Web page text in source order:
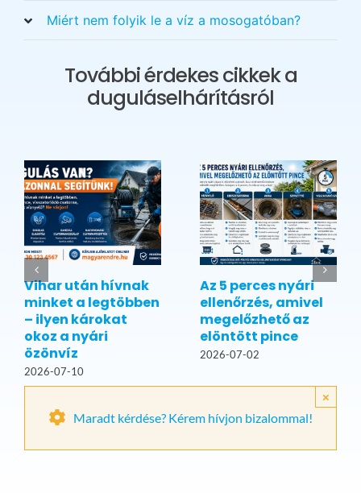
Miért nem folyik le a víz a mosogatóban?
További érdekes cikkek a
duguláselhárításról
Vihar után hívnak
minket a legtöbben
– ilyen károkat
okoz a nyári
özönvíz
2026-07-10
Az 5 perces nyári
ellenőrzés, amivel
megelőzhető az
elöntött pince
2026-07-02
Maradt kérdése? Kérem hívjon bizalommal!
×